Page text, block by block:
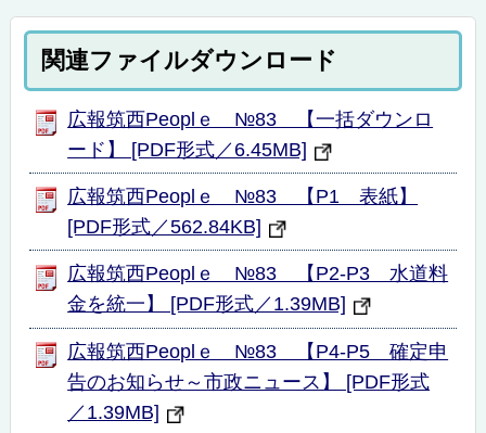
関連ファイルダウンロード
広報筑西Peoplｅ №83 【一括ダウンロ
ード】 [PDF形式／6.45MB]
広報筑西Peoplｅ №83 【P1 表紙】
[PDF形式／562.84KB]
広報筑西Peoplｅ №83 【P2-P3 水道料
金を統一】 [PDF形式／1.39MB]
広報筑西Peoplｅ №83 【P4-P5 確定申
告のお知らせ～市政ニュース】 [PDF形式
／1.39MB]